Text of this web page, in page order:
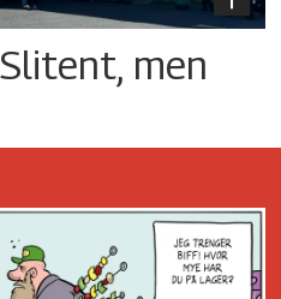
men